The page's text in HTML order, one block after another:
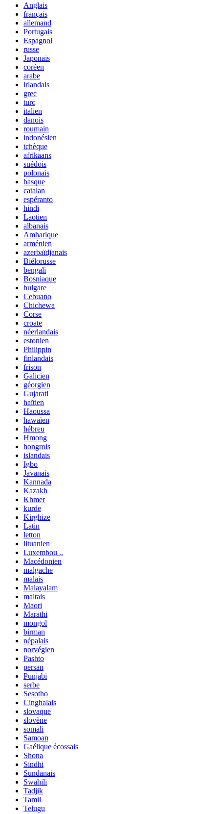
Anglais
français
allemand
Portugais
Espagnol
russe
Japonais
coréen
arabe
irlandais
grec
turc
italien
danois
roumain
indonésien
tchèque
afrikaans
suédois
polonais
basque
catalan
espéranto
hindi
Laotien
albanais
Amharique
arménien
azerbaïdjanais
Biélorusse
bengali
Bosniaque
bulgare
Cebuano
Chichewa
Corse
croate
néerlandais
estonien
Philippin
finlandais
frison
Galicien
géorgien
Gujarati
haïtien
Haoussa
hawaïen
hébreu
Hmong
hongrois
islandais
Igbo
Javanais
Kannada
Kazakh
Khmer
kurde
Kirghize
Latin
letton
lituanien
Luxembou ..
Macédonien
malgache
malais
Malayalam
maltais
Maori
Marathi
mongol
birman
népalais
norvégien
Pashto
persan
Punjabi
serbe
Sesotho
Cinghalais
slovaque
slovène
somali
Samoan
Gaélique écossais
Shona
Sindhi
Sundanais
Swahili
Tadjik
Tamil
Telugu